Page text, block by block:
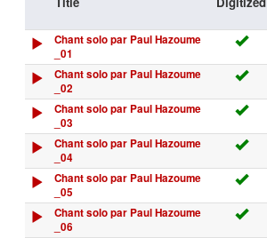
Chant solo par Paul Hazoume
_01
Chant solo par Paul Hazoume
_02
Chant solo par Paul Hazoume
_03
Chant solo par Paul Hazoume
_04
Chant solo par Paul Hazoume
_05
Chant solo par Paul Hazoume
_06